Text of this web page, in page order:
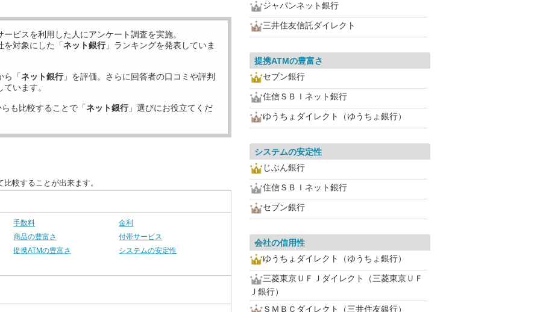
ービスを利用した 人にアンケート調査を実施。
を対象にした「ネット銀行」ランキングを発表していま
ら「ネット銀行」を評価。さらに回答者の口コミや評判
います。
も比較することで「ネット銀行」選びにお役立てくだ
較することが出来ます。
手数料
金利
商品の豊富さ
付帯サービス
提携ATMの豊富さ
システムの安定性
ジャパンネット銀行
三井住友信託ダイレクト
提携ATMの豊富さ
セブン銀行
住信ＳＢＩネット銀行
ゆうちょダイレクト（ゆうちょ銀行）
システムの安定性
じぶん銀行
住信ＳＢＩネット銀行
セブン銀行
会社の信用性
ゆうちょダイレクト（ゆうちょ銀行）
三菱東京ＵＦＪダイレクト（三菱東京ＵＦ
Ｊ銀行）
ＳＭＢＣダイレクト（三井住友銀行）